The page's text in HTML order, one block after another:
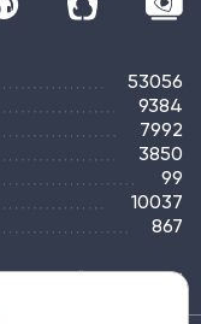
53056
9384
7992
3850
99
10037
867
КАРТА САЙТА ТЭГИ